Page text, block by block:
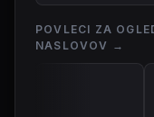
POVLECI ZA
NASLOVOV →